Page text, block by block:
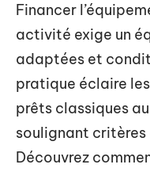
Financer
activité exige un
adaptées et
pratique éclaire
prêts classiques
soulignant
Découvrez